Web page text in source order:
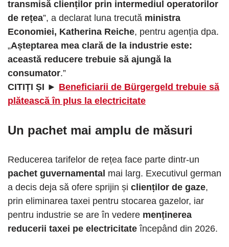
transmisă clienților prin intermediul operatorilor
de rețea”, a declarat luna trecută ministra
Economiei, Katherina Reiche, pentru agenția dpa.
„Așteptarea mea clară de la industrie este:
această reducere trebuie să ajungă la
consumator.”
CITIȚI ȘI ► Beneficiarii de Bürgergeld trebuie să
plătească în plus la electricitate
Un pachet mai amplu de măsuri
Reducerea tarifelor de rețea face parte dintr-un
pachet guvernamental mai larg. Executivul german
a decis deja să ofere sprijin și clienților de gaze,
prin eliminarea taxei pentru stocarea gazelor, iar
pentru industrie se are în vedere menținerea
reducerii taxei pe electricitate începând din 2026.